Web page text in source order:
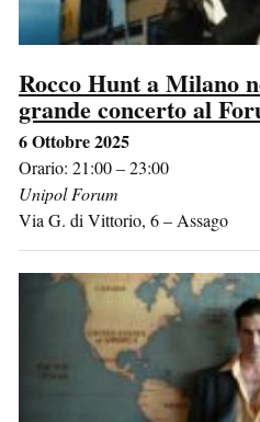
Rocco Hunt a Milano
grande concerto al
6 Ottobre 2025
Orario: 21:00 – 23:00
Unipol Forum
Via G. di Vittorio, 6– Assago